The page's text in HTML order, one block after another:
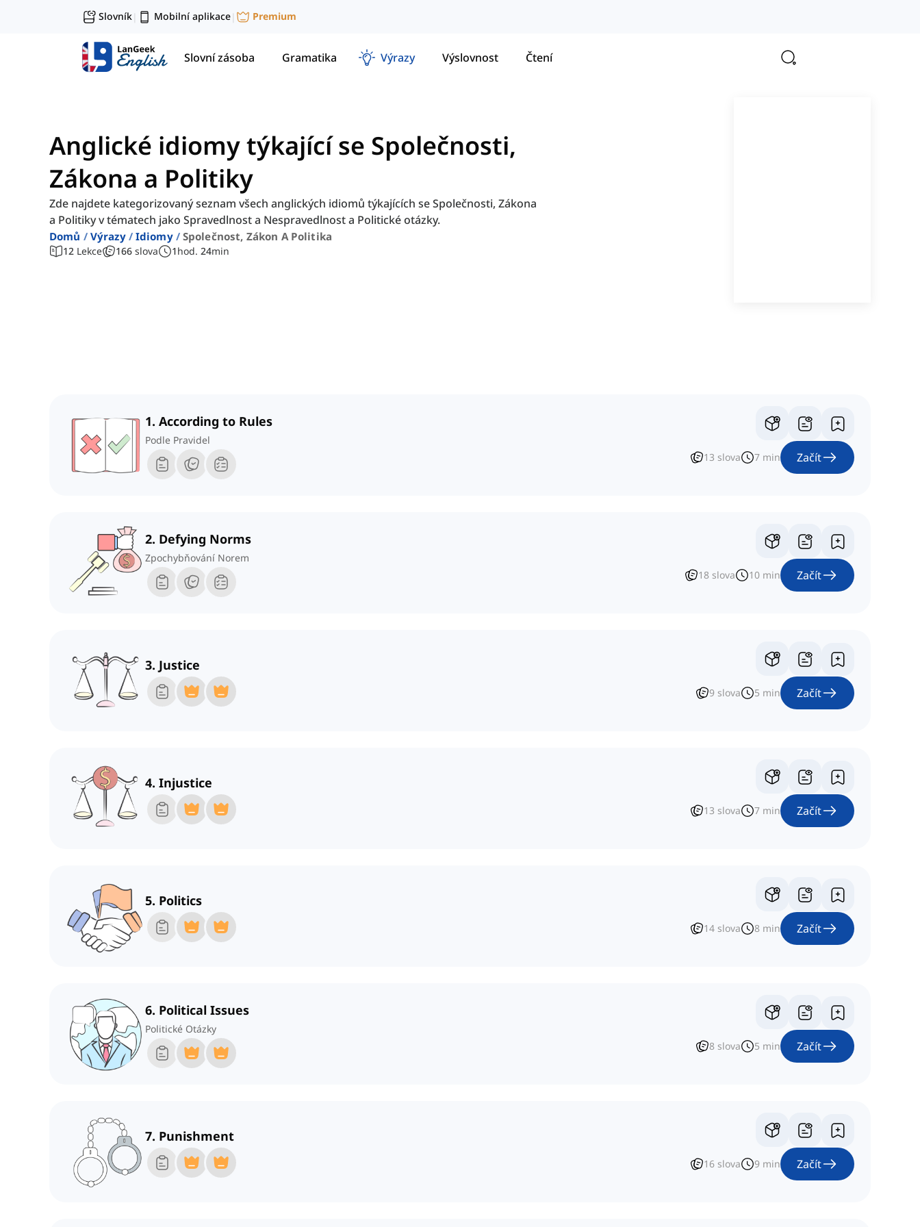
Slovník| Mobilní aplikace| Premium
Slovní zásoba Gramatika Výrazy Výslovnost Čtení
Anglické idiomy týkající se Společnosti,
Zákona a Politiky
Zde najdete kategorizovaný seznam všech anglických idiomů týkajících se Společnosti, Zákona
a Politiky v tématech jako Spravedlnost a Nespravedlnost a Politické otázky.
Domů Výrazy Idiomy Společnost, Zákon A Politika
12 Lekce 166 slova 1hod. 24min
1. According to Rules
Podle Pravidel
13 slova 7 min Začít
2. Defying Norms
Zpochybňování Norem
18 slova 10 min Začít
3. Justice
9 slova 5 min Začít
4. Injustice
13 slova 7 min Začít
5. Politics
14 slova 8 min Začít
6. Political Issues
Politické Otázky
8 slova 5 min Začít
7. Punishment
16 slova 9 min Začít